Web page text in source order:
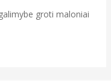
groti maloniai